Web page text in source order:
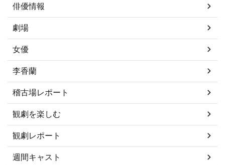
俳優情報
劇場
女優
李香蘭
稽古場レポート
観劇を楽しむ
観劇レポート
週間キャスト